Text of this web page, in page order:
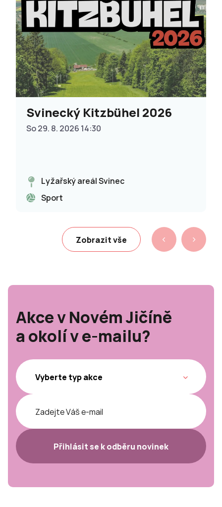
Svinecký Kitzbühel 2026
So 29. 8. 2026 14:30
Lyžařský areál Svinec
Sport
Zobrazit vše
Akce v Novém Jičíně
a okolí v e-mailu?
Přihlásit se k odběru novinek